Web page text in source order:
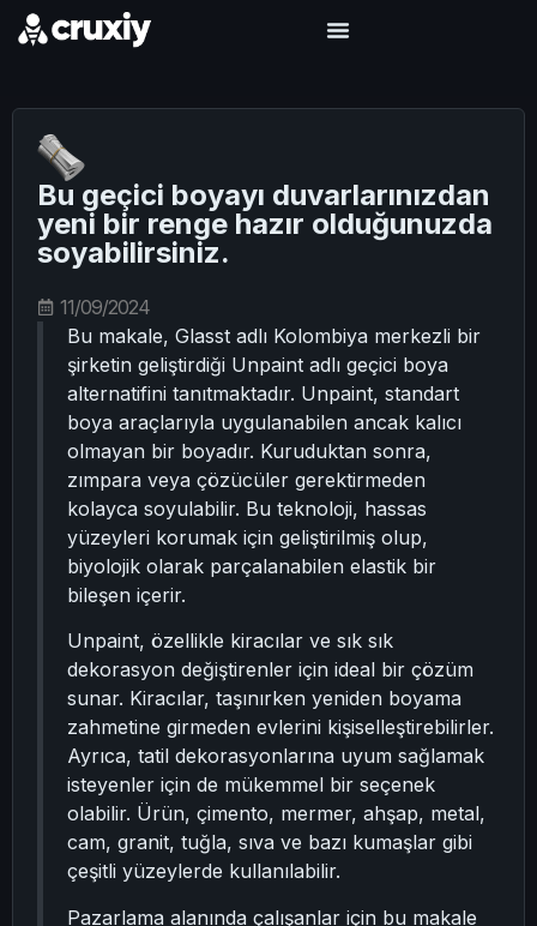
Bu geçici boyayı duvarlarınızdan
yeni bir renge hazır olduğunuzda
soyabilirsiniz.
11/09/2024
Bu makale, Glasst adlı Kolombiya merkezli bir
şirketin geliştirdiği Unpaint adlı geçici boya
alternatifini tanıtmaktadır. Unpaint, standart
boya araçlarıyla uygulanabilen ancak kalıcı
olmayan bir boyadır. Kuruduktan sonra,
zımpara veya çözücüler gerektirmeden
kolayca soyulabilir. Bu teknoloji, hassas
yüzeyleri korumak için geliştirilmiş olup,
biyolojik olarak parçalanabilen elastik bir
bileşen içerir.
Unpaint, özellikle kiracılar ve sık sık
dekorasyon değiştirenler için ideal bir çözüm
sunar. Kiracılar, taşınırken yeniden boyama
zahmetine girmeden evlerini kişiselleştirebilirler.
Ayrıca, tatil dekorasyonlarına uyum sağlamak
isteyenler için de mükemmel bir seçenek
olabilir. Ürün, çimento, mermer, ahşap, metal,
cam, granit, tuğla, sıva ve bazı kumaşlar gibi
çeşitli yüzeylerde kullanılabilir.
Pazarlama alanında çalışanlar için bu makale